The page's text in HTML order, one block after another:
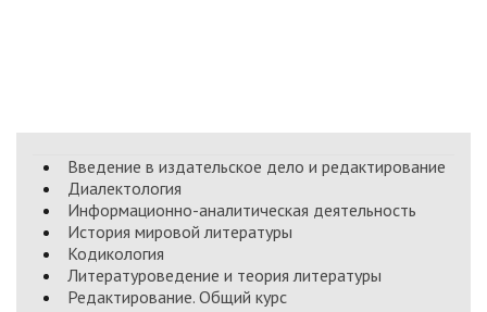
Введение в издательское дело и редактирование
Диалектология
Информационно-аналитическая деятельность
История мировой литературы
Кодикология
Литературоведение и теория литературы
Редактирование. Общий курс